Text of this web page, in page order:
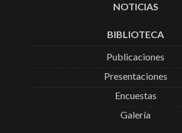
NOTICIAS
BIBLIOTECA
Publicaciones
Presentaciones
Encuestas
Galería